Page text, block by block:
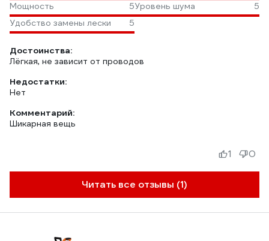
Мощность
5Уровень шума
5
Удобство замены лески
5
Достоинства:
Лёгкая, не зависит от проводов
Недостатки:
Нет
Комментарий:
Шикарная вещь
Читать все отзывы (1)
1 0